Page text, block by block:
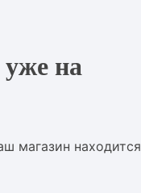
на
магазин находится